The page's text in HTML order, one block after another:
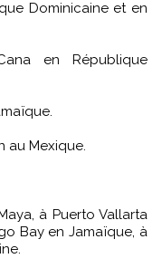
Dominicaine et en
en République
au Mexique.
à Puerto Vallarta
Bay en Jamaïque, à